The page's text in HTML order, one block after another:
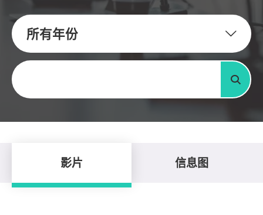
所有年份
关键字
搜寻
影片 信息图